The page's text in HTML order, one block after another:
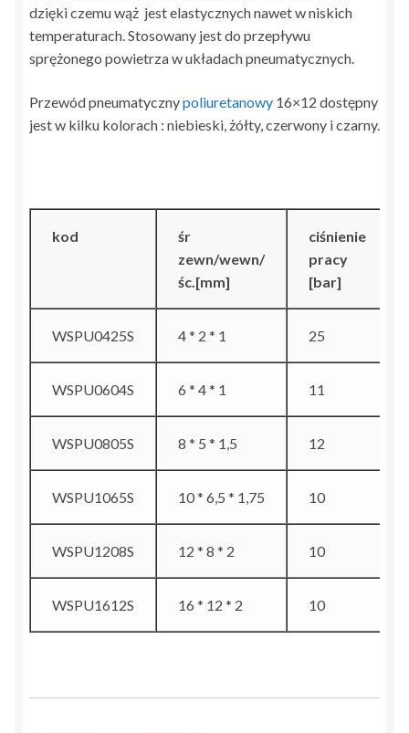
dzięki czemu wąż jest elastycznych nawet w niskich
temperaturach. Stosowany jest do przepływu
sprężonego powietrza w układach pneumatycznych.
Przewód pneumatycznypoliuretanowy 16×12 dostępny
jest w kilku kolorach : niebieski, żółty, czerwony i czarny.
kod
śr
zewn/wewn/
śc.[mm]
ciśnienie
pracy
[bar]
WSPU0425S 4 * 2 * 1 25
WSPU0604S 6 * 4 * 1 11
WSPU0805S 8 * 5 * 1,5 12
WSPU1065S 10 * 6,5 * 1,75 10
WSPU1208S 12 * 8 * 2 10
WSPU1612S 16 * 12 * 2 10